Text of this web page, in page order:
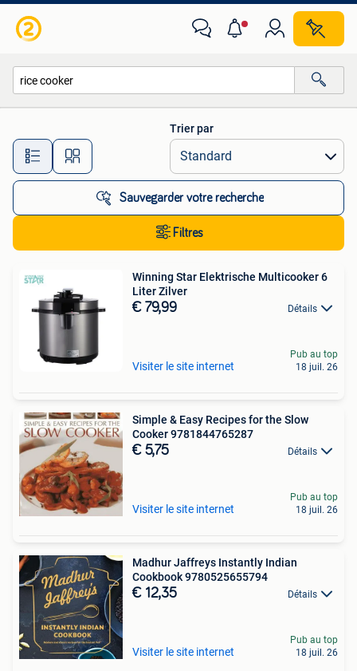
Toutes les distances…
Trier par
Sauvegarder votre recherche
Filtres
Winning Star Elektrische Multicooker 6
Liter Zilver
€ 79,99 Détails
Visiter le site internet
Pub au top
18 juil. 26
Simple & Easy Recipes for the Slow
Cooker 9781844765287
€ 5,75 Détails
Visiter le site internet
Pub au top
18 juil. 26
Madhur Jaffreys Instantly Indian
Cookbook 9780525655794
€ 12,35 Détails
Visiter le site internet
Pub au top
18 juil. 26